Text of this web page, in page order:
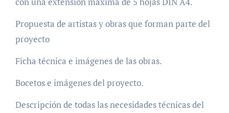
Propuesta de artistas y obras que forman parte del
proyecto
Ficha técnica e imágenes de las obras.
Bocetos e imágenes del proyecto.
Descripción de todas las necesidades técnicas del